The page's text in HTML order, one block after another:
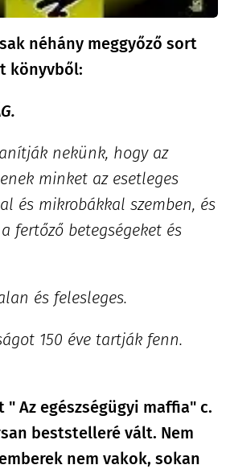
néhány meggyőző sort
könyvből:
nekünk, hogy az
minket az esetleges
és mikrobákkal szemben, és
fertőző betegségeket és
és felesleges.
150 éve tartják fenn.
Az egészségügyi maffia" c.
beststelleré vált. Nem
nem vakok, sokan